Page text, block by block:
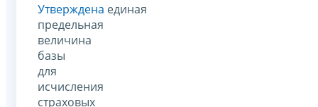
Утверждена единая
предельная
величина
базы
для
исчисления
страховых